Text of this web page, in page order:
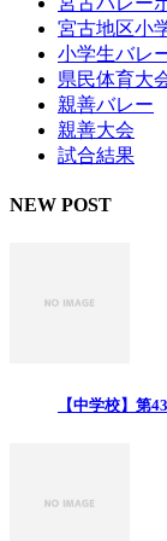
宮古地区小
小学生バレ
県民体育大
親善バレー
親善大会
試合結果
NEW POST
【中学校】第